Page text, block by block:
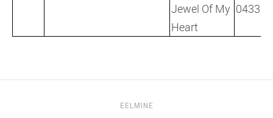
Jewel Of My
Heart
EELMINE